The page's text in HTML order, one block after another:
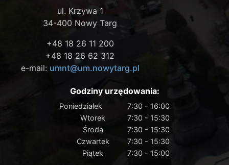
ul. Krzywa 1
34-400 Nowy Targ
+48 18 26 11 200
+48 18 26 62 312
e-mail: umnt@um.nowytarg.pl
Godziny urzędowania:
Poniedziałek
7:30 - 16:00
Wtorek
7:30 - 15:30
Środa
7:30 - 15:30
Czwartek
7:30 - 15:30
Piątek
7:30 - 15:00